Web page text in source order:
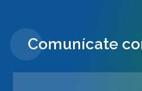
Comunícate